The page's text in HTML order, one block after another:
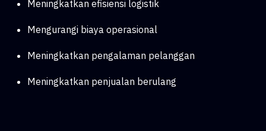
Meningkatkan efisiensi logistik
Mengurangi biaya operasional
Meningkatkan pengalaman pelanggan
Meningkatkan penjualan berulang